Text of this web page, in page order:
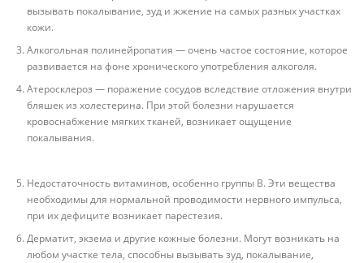
вызывать покалывание, зуд и жжение на самых разных участках
кожи.
Алкогольная полинейропатия — очень частое состояние, которое
развивается на фоне хронического употребления алкоголя.
Атеросклероз — поражение сосудов вследствие отложения внутри
бляшек из холестерина. При этой болезни нарушается
кровоснабжение мягких тканей, возникает ощущение
покалывания.
Недостаточность витаминов, особенно группы B. Эти вещества
необходимы для нормальной проводимости нервного импульса,
при их дефиците возникает парестезия.
Дерматит, экзема и другие кожные болезни. Могут возникать на
любом участке тела, способны вызывать зуд, покалывание,